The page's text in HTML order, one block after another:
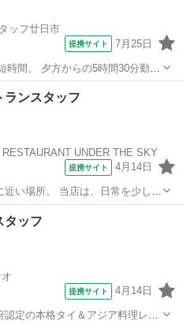
ッフ廿日市
提携サイト 7月25日
時間、 夕方からの5時間30分勤務
ランスタッフ
UNDER THE SKY
提携サイト 4月14日
近い場所。 当店は、日常を少し離
レストランです。 光と緑に
みを大切にした、やさしくてど
タッフ
提携サイト 4月14日
認定の本格タイ＆アジア料理レス